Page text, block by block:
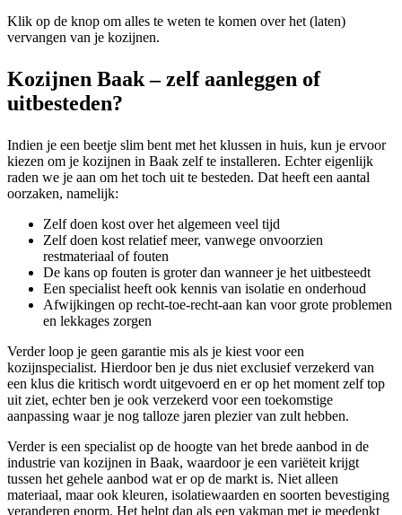
Klik op de knop om alles te weten te komen over het (laten)
vervangen van je kozijnen.
Kozijnen Baak – zelf aanleggen of
uitbesteden?
Indien je een beetje slim bent met het klussen in huis, kun je ervoor
kiezen om je kozijnen in Baak zelf te installeren. Echter eigenlijk
raden we je aan om het toch uit te besteden. Dat heeft een aantal
oorzaken, namelijk:
Zelf doen kost over het algemeen veel tijd
Zelf doen kost relatief meer, vanwege onvoorzien
restmateriaal of fouten
De kans op fouten is groter dan wanneer je het uitbesteedt
Een specialist heeft ook kennis van isolatie en onderhoud
Afwijkingen op recht-toe-recht-aan kan voor grote problemen
en lekkages zorgen
Verder loop je geen garantie mis als je kiest voor een
kozijnspecialist. Hierdoor ben je dus niet exclusief verzekerd van
een klus die kritisch wordt uitgevoerd en er op het moment zelf top
uit ziet, echter ben je ook verzekerd voor een toekomstige
aanpassing waar je nog talloze jaren plezier van zult hebben.
Verder is een specialist op de hoogte van het brede aanbod in de
industrie van kozijnen in Baak, waardoor je een variëteit krijgt
tussen het gehele aanbod wat er op de markt is. Niet alleen
materiaal, maar ook kleuren, isolatiewaarden en soorten bevestiging
veranderen enorm. Het helpt dan als een vakman met je meedenkt